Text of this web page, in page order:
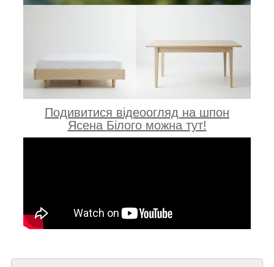
Подивитися відеоогляд на шпон
Ясена Білого можна тут!